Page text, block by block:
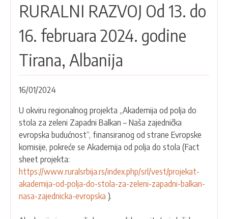
RURALNI RAZVOJ Od 13. do
16. februara 2024. godine
Tirana, Albanija
16/01/2024
U okviru regionalnog projekta „Akademija od polja do
stola za zeleni Zapadni Balkan – Naša zajednička
evropska budućnost“, finansiranog od strane Evropske
komisije, pokreće se Akademija od polja do stola (Fact
sheet projekta:
https://www.ruralsrbija.rs/index.php/srl/vest/projekat-
akademija-od-polja-do-stola-za-zeleni-zapadni-balkan-
nasa-zajednicka-evropska ).